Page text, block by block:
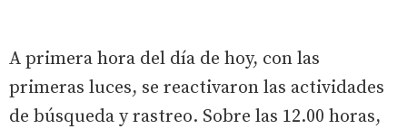
A primera hora del día de hoy, con las
primeras luces, se reactivaron las actividades
de búsqueda y rastreo. Sobre las 12.00 horas,